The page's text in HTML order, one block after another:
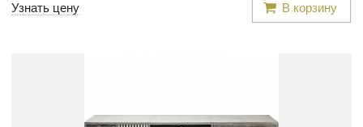
Узнать цену В корзину